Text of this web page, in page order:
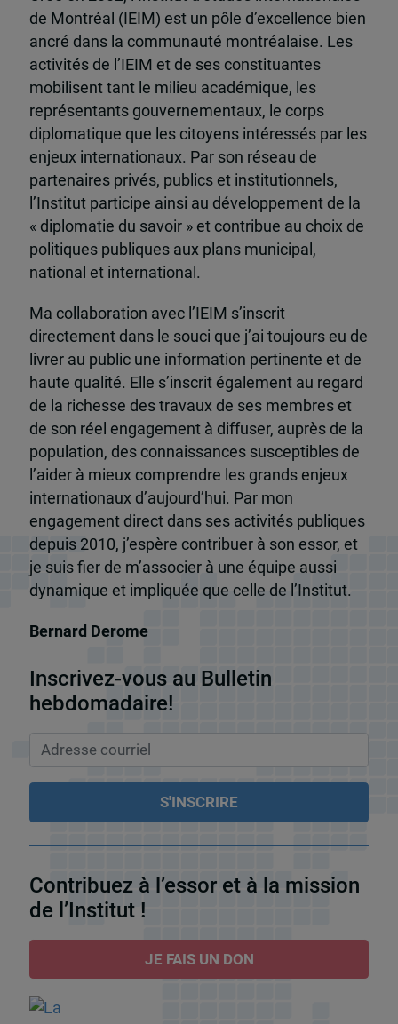
de Montréal (IEIM) est un pôle d’excellence bien
ancré dans la communauté montréalaise. Les
activités de l’IEIM et de ses constituantes
mobilisent tant le milieu académique, les
représentants gouvernementaux, le corps
diplomatique que les citoyens intéressés par les
enjeux internationaux. Par son réseau de
partenaires privés, publics et institutionnels,
l’Institut participe ainsi au développement de la
« diplomatie du savoir » et contribue au choix de
politiques publiques aux plans municipal,
national et international.
Ma collaboration avec l’IEIM s’inscrit
directement dans le souci que j’ai toujours eu de
livrer au public une information pertinente et de
haute qualité. Elle s’inscrit également au regard
de la richesse des travaux de ses membres et
de son réel engagement à diffuser, auprès de la
population, des connaissances susceptibles de
l’aider à mieux comprendre les grands enjeux
internationaux d’aujourd’hui. Par mon
engagement direct dans ses activités publiques
depuis 2010, j’espère contribuer à son essor, et
je suis fier de m’associer à une équipe aussi
dynamique et impliquée que celle de l’Institut.
Bernard Derome
Inscrivez-vous au Bulletin
hebdomadaire!
Contribuez à l’essor et à la mission
de l’Institut !
JE FAIS UN DON